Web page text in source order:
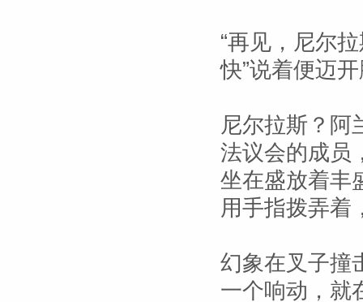
“再见，尼尔
快”说着便迈
尼尔拉斯？阿
法议会的成员
坐在盛放着丰
用手指拨弄着
幻象在叉子撞
一个响动，就